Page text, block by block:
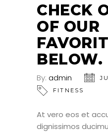
CHECK
OF OUR
BELOW.
By: admin
FITNESS
At vero eos et
dignissimos